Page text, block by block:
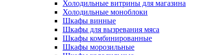
Холодильные витрины для магазина
Холодильные моноблоки
Шкафы винные
Шкафы для вызревания мяса
Шкафы комбинированные
Шкафы морозильные